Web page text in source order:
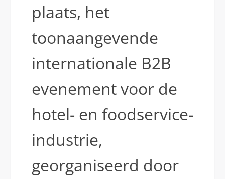
plaats, het
toonaangevende
internationale B2B
evenement voor de
hotel- en foodservice-
industrie,
georganiseerd door